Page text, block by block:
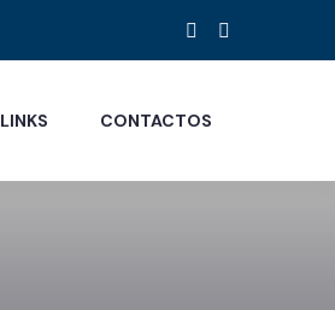
LINKS CONTACTOS